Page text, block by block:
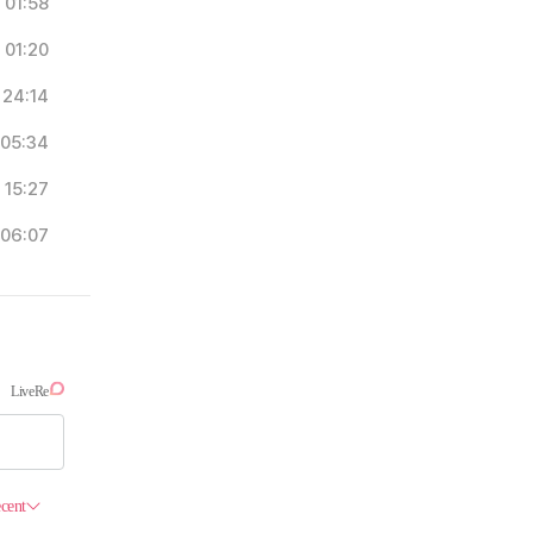
01:20
24:14
05:34
15:27
06:07